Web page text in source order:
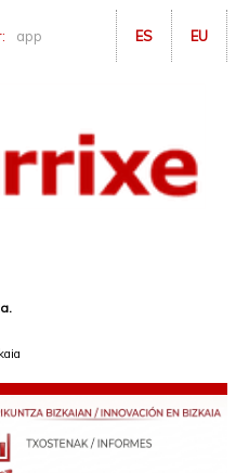
app ES EU